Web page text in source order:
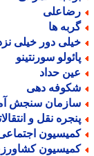
ها
دور خیلی نزدیک
سورنتینو
حداد
دهی
سنجش
نقل و انتقالاتی
اجتماعی
کشاورزی